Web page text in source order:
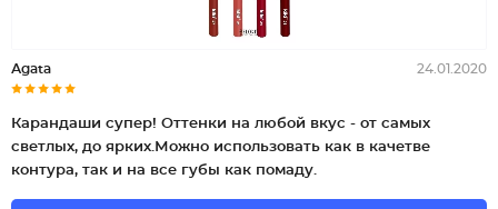
Аgаtа 24.01.2020
Карандаши супер! Оттенки на любой вкус - от самых
светлых, до ярких.Можно использовать как в качетве
контура, так и на все губы как помаду.